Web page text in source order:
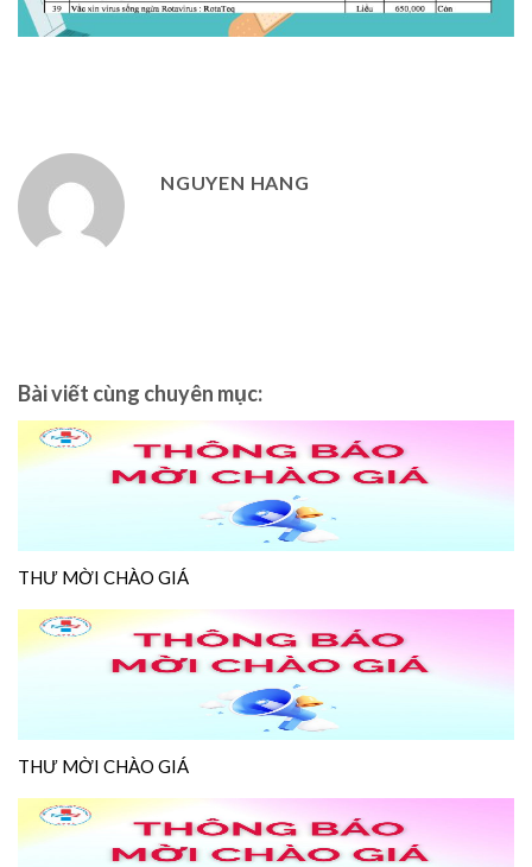
NGUYEN HANG
Bài viết cùng chuyên mục:
THƯ MỜI CHÀO GIÁ
THƯ MỜI CHÀO GIÁ